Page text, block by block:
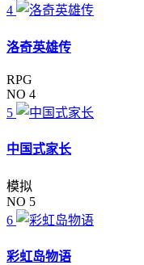
4
洛奇英雄传
RPG
NO 4
5
中国式家长
模拟
NO 5
6
彩虹岛物语